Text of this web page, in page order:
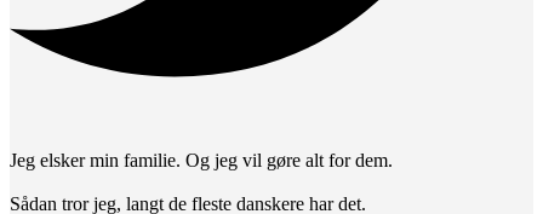
Jeg elsker min familie. Og jeg vil gøre alt for dem.
Sådan tror jeg, langt de fleste danskere har det.